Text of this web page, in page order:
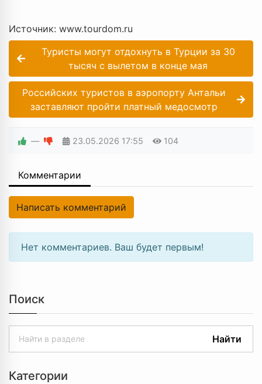
Источник: www.tourdom.ru
Туристы могут отдохнуть в Турции за 30
тысяч с вылетом в конце мая
Российских туристов в аэропорту Антальи
заставляют пройти платный медосмотр
— 23.05.2026 17:55 104
Комментарии
Написать комментарий
Нет комментариев. Ваш будет первым!
Поиск
Найти
Категории